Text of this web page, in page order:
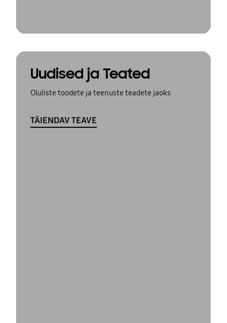
Uudised ja Teated
Oluliste toodete ja teenuste teadete jaoks
TÄIENDAV TEAVE